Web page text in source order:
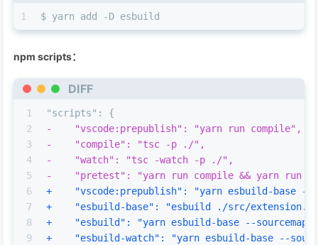
1 $ yarn add -D esbuild
npm scripts：
DIFF
1
2
3
4
5
6
7
8
9
"scripts": {
-    "vscode:prepublish": "yarn run compile",
-    "compile": "tsc -p ./",
-    "watch": "tsc -watch -p ./",
-    "pretest": "yarn run compile && yarn run
+    "vscode:prepublish": "yarn esbuild-base --
+    "esbuild-base": "esbuild ./src/
+    "esbuild": "yarn esbuild-base --sourcemap",
+    "esbuild-watch": "yarn esbuild-base --